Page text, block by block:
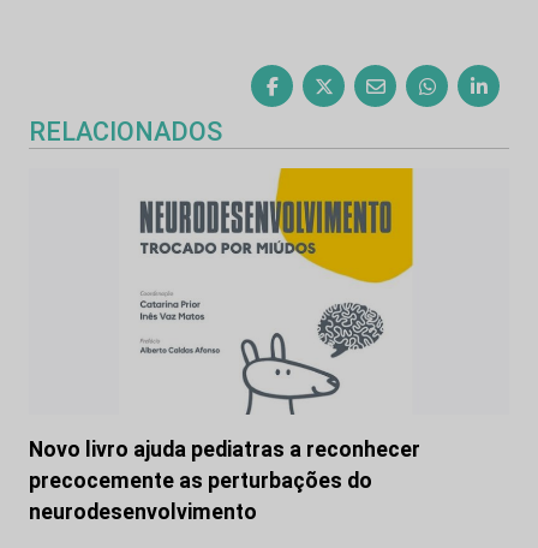
RELACIONADOS
Novo livro ajuda pediatras a reconhecer
precocemente as perturbações do
neurodesenvolvimento